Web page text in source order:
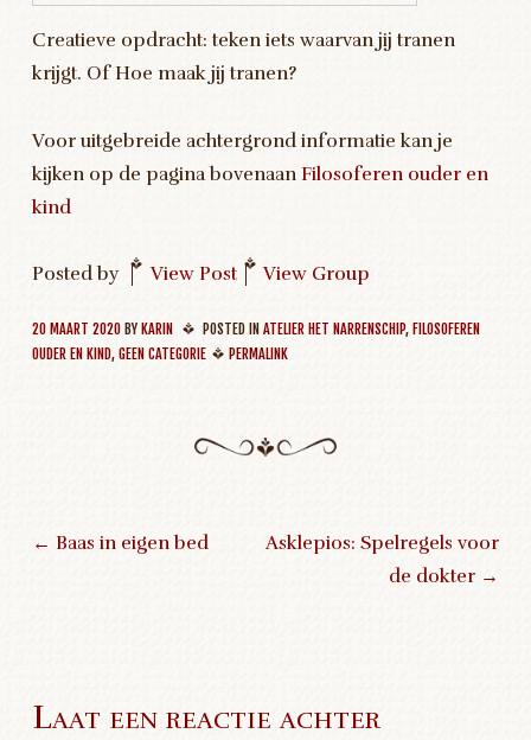
Creatieve opdracht: teken iets waarvan jij tranen
krijgt. Of Hoe maak jij tranen?
Voor uitgebreide achtergrond informatie kan je
kijken op de pagina bovenaan Filosoferen ouder en
kind
Posted by | View Post | View Group
20 MAART 2020BY KARIN POSTED INATELIER HET NARRENSCHIP, FILOSOFEREN
OUDER EN KIND, GEEN CATEGORIE PERMALINK
← Baas in eigen bed
Asklepios: Spelregels voor
de dokter →
Laat een reactie achter